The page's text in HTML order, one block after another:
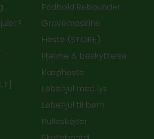
Fodbold Rebounder
Gravemaskine
Heste (STORE)
Hjelme & beskyttelse
Kæpheste
Løbehjul med lys
Løbehjul til børn
Rulleskøjter